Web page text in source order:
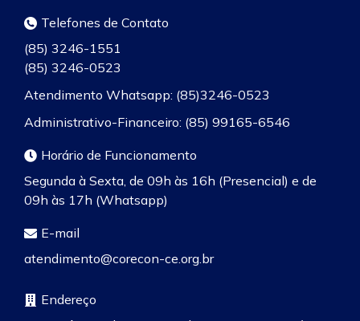
Telefones de Contato
(85) 3246-1551
(85) 3246-0523
Atendimento Whatsapp: (85)3246-0523
Administrativo-Financeiro: (85) 99165-6546
Horário de Funcionamento
Segunda à Sexta, de 09h às 16h (Presencial) e de
09h às 17h (Whatsapp)
E-mail
atendimento@corecon-ce.org.br
Endereço